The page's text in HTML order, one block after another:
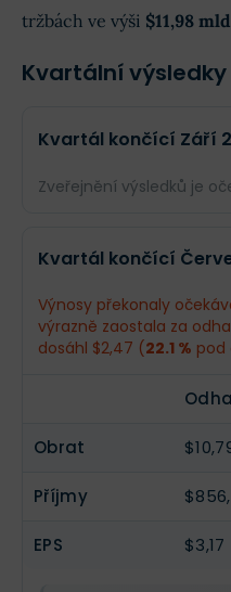
tržbách ve výši $11,98
Kvartální výsledky
Kvartál končící Září
Zveřejnění výsledků je
Příjmy
Kvartál končící
Výnosy překonaly
výrazně zaostala za
dosáhl $2,47 (22.1 % pod
Obrat
Příjmy
EPS $3,17